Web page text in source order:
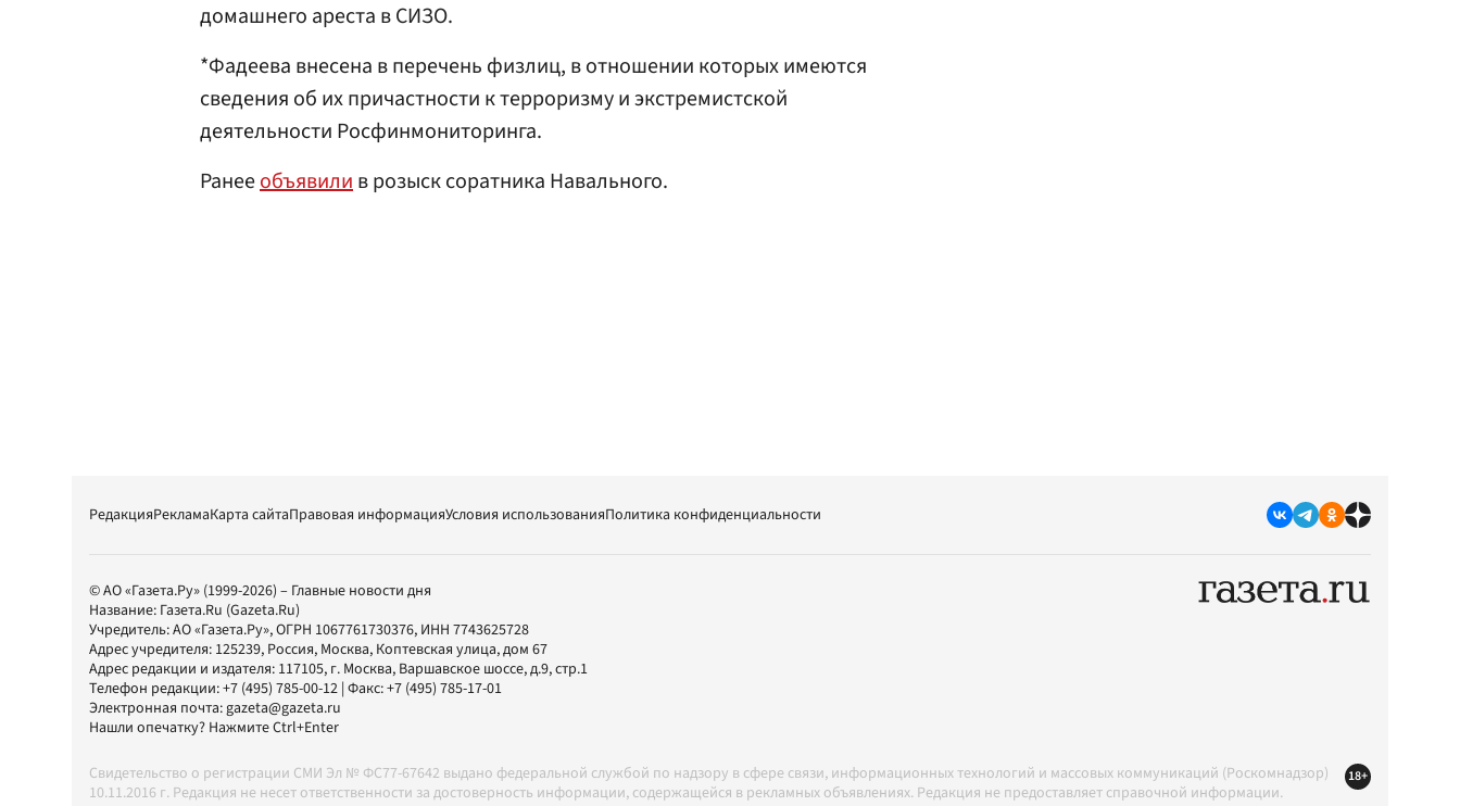
домашнего ареста в СИЗО.
*Фадеева внесена в перечень физлиц, в отношении которых имеются
сведения об их причастности к терроризму и экстремистской
деятельности Росфинмониторинга.
Ранееобъявилив розыск соратника Навального.
РедакцияРекламаКарта сайтаПравовая информацияУсловия использованияПолитика конфиденциальности
© АО «Газета.Ру» (1999-2026) – Главные новости дня
Название: Газета.Ru (Gazeta.Ru)
Учредитель:АО «Газета.Ру», ОГРН 1067761730376, ИНН 7743625728
Адрес учредителя: 125239, Россия, Москва, Коптевская улица, дом 67
Адрес редакции и издателя: 117105, г. Москва, Варшавское шоссе, д.9, стр.1
Телефон редакции:+7 (495) 785-00-12 | Факс:+7 (495) 785-17-01
Электронная почта:gazeta@gazeta.ru
Нашли опечатку? Нажмите Ctrl+Enter
Свидетельство о регистрации СМИ Эл № ФС77-67642 выдано федеральной службой по надзору в сфере связи, информационных технологий и массовых коммуникаций (Роскомнадзор)
10.11.2016 г. Редакция не несет ответственности за достоверность информации, содержащейся в рекламных объявлениях. Редакция не предоставляет справочной информации.
18+